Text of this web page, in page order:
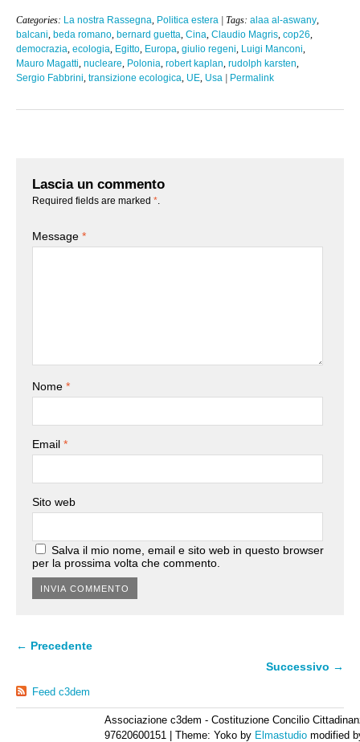
Categories: La nostra Rassegna Politica estera | Tags: alaa al-aswany
balcani beda romano bernard guetta Cina Claudio Magris cop26
democrazia ecologia Egitto Europa giulio regeni Luigi Manconi
Mauro Magatti nucleare Polonia robert kaplan rudolph karsten
Sergio Fabbrini transizione ecologica UE Usa | Permalink
Lascia un commento
Required fields are marked *
Message *
Nome *
Email *
Sito web
Salva il mio nome, email e sito web in questo browser
per la prossima volta che commento.
← Precedente
Successivo →
Feed c3dem
Associazione c3dem - Costituzione Concilio
97620600151
Theme: Yoko by Elmastudio modified